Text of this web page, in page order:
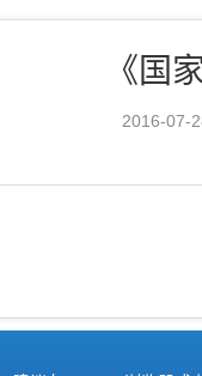
《国
2016-07-